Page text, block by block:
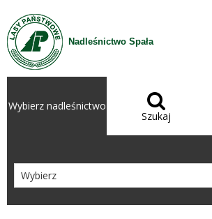
Przejdź do treści
Nadleśnictwo Spała
Wybierz nadleśnictwo 
Szukaj